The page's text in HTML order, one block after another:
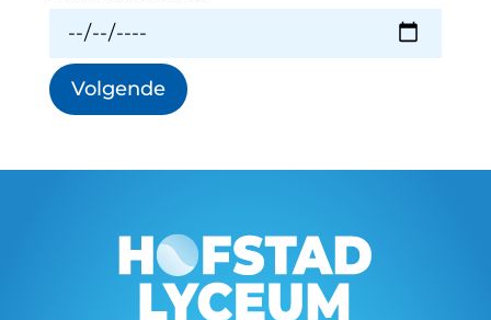
Volgende